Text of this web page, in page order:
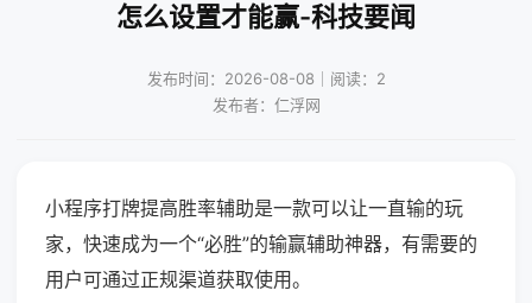
怎么设置才能赢-科技要闻
发布时间：2026-08-08｜阅读：2
发布者：仁浮网
小程序打牌提高胜率辅助是一款可以让一直输的玩
家，快速成为一个“必胜”的输赢辅助神器，有需要的
用户可通过正规渠道获取使用。